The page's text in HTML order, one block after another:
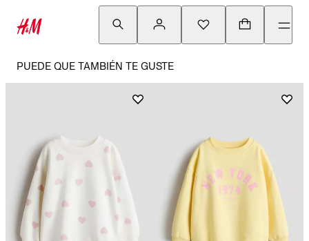
PUEDE QUE TAMBIÉN TE GUSTE